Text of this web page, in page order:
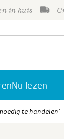
in huis
Nu lezen
te handelen’